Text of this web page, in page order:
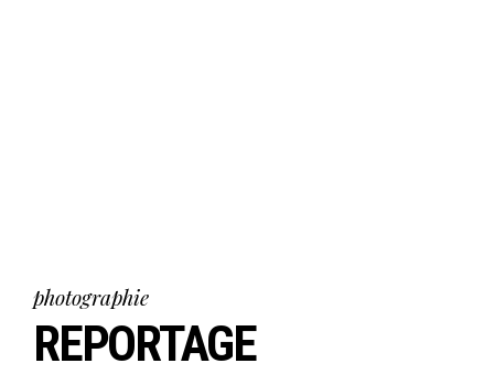
photographie
REPORTAGE